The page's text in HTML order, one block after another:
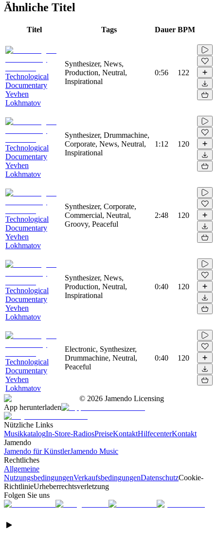
Ähnliche Titel
Titel Tags Dauer BPM
Technological
Documentary
Yevhen
Lokhmatov
Synthesizer, News,
Production, Neutral,
Inspirational
0:56 122
Technological
Documentary
Yevhen
Lokhmatov
Synthesizer, Drummachine,
Corporate, News, Neutral,
Inspirational
1:12 120
Technological
Documentary
Yevhen
Lokhmatov
Synthesizer, Corporate,
Commercial, Neutral,
Groovy, Peaceful
2:48 120
Technological
Documentary
Yevhen
Lokhmatov
Synthesizer, News,
Production, Neutral,
Inspirational
0:40 120
Technological
Documentary
Yevhen
Lokhmatov
Electronic, Synthesizer,
Drummachine, Neutral,
Peaceful
0:40 120
© 2026 Jamendo Licensing
App herunterladen
Nützliche Links
MusikkatalogIn-Store-RadiosPreiseKontaktHilfecenterKontakt
Jamendo
Jamendo für KünstlerJamendo Music
Rechtliches
Allgemeine
NutzungsbedingungenVerkaufsbedingungenDatenschutzCookie-
RichtlinieUrheberrechtsverletzung
Folgen Sie uns